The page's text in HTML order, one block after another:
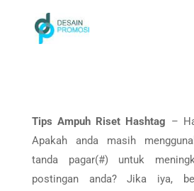
Tips Ampuh Riset Hashtag –
Apakah anda masih
tanda pagar(#) untuk
postingan anda? Jika iya,